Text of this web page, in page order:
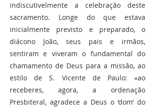
indiscutivelmente a celebração deste
sacramento. Longe do que estava
inicialmente previsto e preparado, o
diácono João, seus pais e irmãos,
sentiram e viveram o fundamental do
chamamento de Deus para a missão, ao
estilo de S. Vicente de Paulo: «ao
receberes, agora, a ordenação
Presbiteral, agradece a Deus o ‘dom’ do